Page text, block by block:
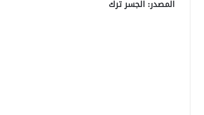
المصدر: الجسر ترك